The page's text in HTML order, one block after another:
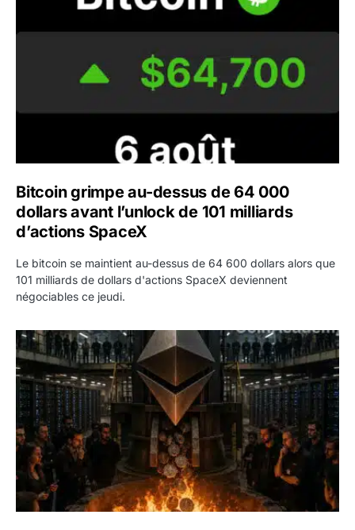
Bitcoin grimpe au-dessus de 64 000
dollars avant l’unlock de 101 milliards
d’actions SpaceX
Le bitcoin se maintient au-dessus de 64 600 dollars alors que
101 milliards de dollars d'actions SpaceX deviennent
négociables ce jeudi.
ETH : Ethereum veut brûler les récompenses des